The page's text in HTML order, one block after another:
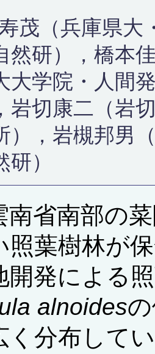
茂（兵庫県大
然研），橋本
大学院・人間
岩切康二（岩
），岩槻邦男
）
南省南部の
照葉樹林が
開発による
alnoides
く分布して